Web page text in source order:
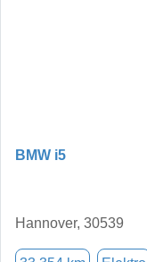
BMW i5
Hannover, 30539